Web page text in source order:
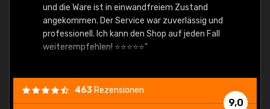
und die Ware ist in einwandfreiem Zustand
angekommen. Der Service war zuverlässig und
professionell. Ich kann den Shop auf jeden Fall
weiterempfehlen! ⭐⭐⭐⭐⭐"
9,0
463 Rezensionen